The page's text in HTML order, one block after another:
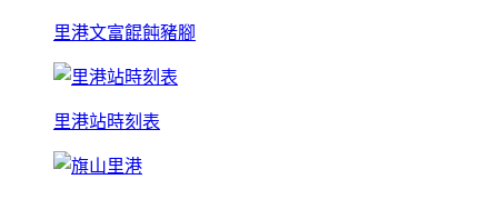
里港文富餛飩豬腳
里港站時刻表